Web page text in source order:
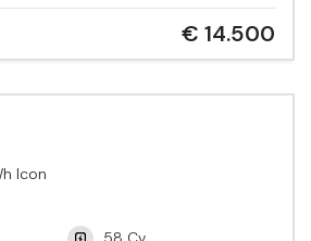
€ 14.500
Icon